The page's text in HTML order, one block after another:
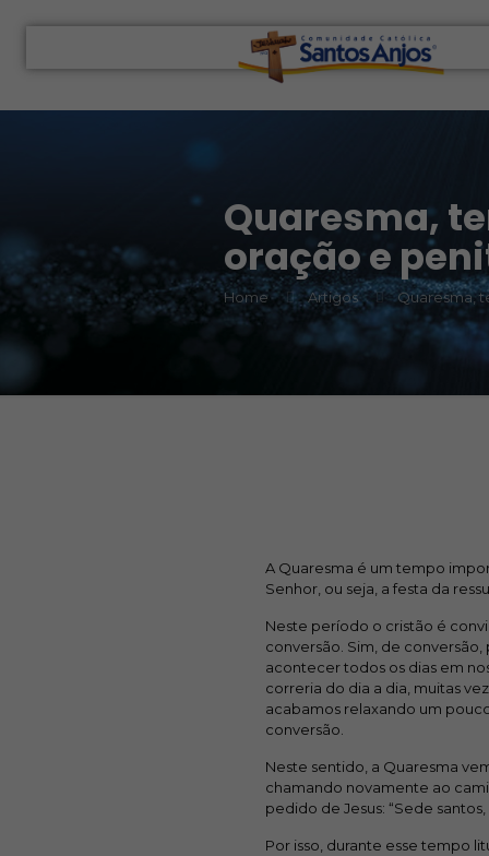
Quaresma,
oração e
Home Artigos Quaresma,
A Quaresma é um tempo
Senhor, ou seja, a festa da
Neste período o cristão é
conversão. Sim, de
acontecer todos os dias em
correria do dia a dia, muitas
acabamos relaxando um
conversão.
Neste sentido, a Quaresma
chamando novamente ao
pedido de Jesus: “Sede santos,
Por isso, durante esse tempo